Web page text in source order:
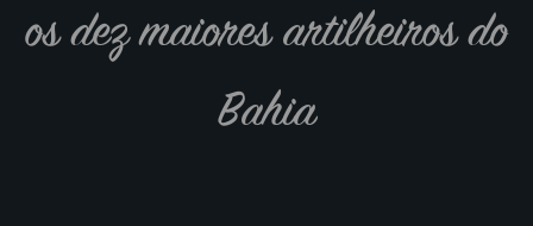
os dez maiores artilheiros do
Bahia